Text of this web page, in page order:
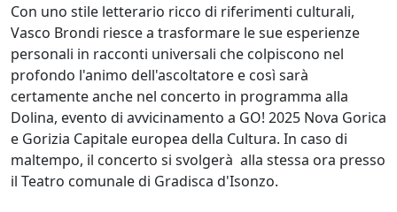
Con uno stile letterario ricco di riferimenti culturali,
Vasco Brondi riesce a trasformare le sue esperienze
personali in racconti universali che colpiscono nel
profondo l'animo dell'ascoltatore e così sarà
certamente anche nel concerto in programma alla
Dolina, evento di avvicinamento a GO! 2025 Nova Gorica
e Gorizia Capitale europea della Cultura. In caso di
maltempo, il concerto si svolgerà alla stessa ora presso
il Teatro comunale di Gradisca d'Isonzo.